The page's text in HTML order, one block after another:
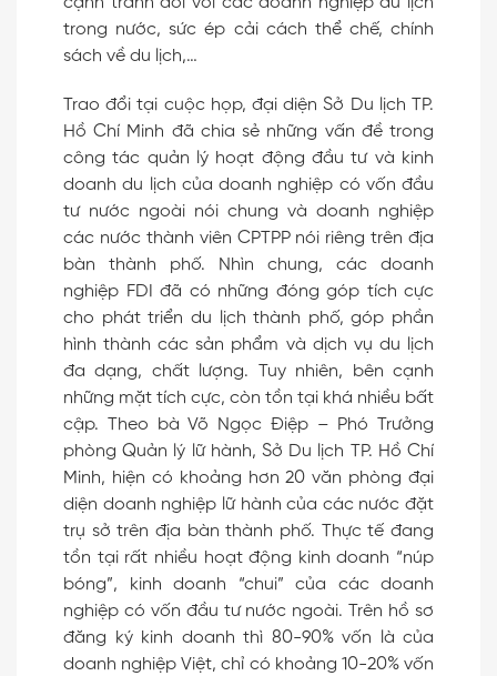
trong nước, sức ép cải cách thể chế, chính
sách về du lịch,…
Trao đổi tại cuộc họp, đại diện Sở Du lịch TP.
Hồ Chí Minh đã chia sẻ những vấn đề trong
công tác quản lý hoạt động đầu tư và kinh
doanh du lịch của doanh nghiệp có vốn đầu
tư nước ngoài nói chung và doanh nghiệp
các nước thành viên CPTPP nói riêng trên địa
bàn thành phố. Nhìn chung, các doanh
nghiệp FDI đã có những đóng góp tích cực
cho phát triển du lịch thành phố, góp phần
hình thành các sản phẩm và dịch vụ du lịch
đa dạng, chất lượng. Tuy nhiên, bên cạnh
những mặt tích cực, còn tồn tại khá nhiều bất
cập. Theo bà Võ Ngọc Điệp – Phó Trưởng
phòng Quản lý lữ hành, Sở Du lịch TP. Hồ Chí
Minh, hiện có khoảng hơn 20 văn phòng đại
diện doanh nghiệp lữ hành của các nước đặt
trụ sở trên địa bàn thành phố. Thực tế đang
tồn tại rất nhiều hoạt động kinh doanh “núp
bóng”, kinh doanh “chui” của các doanh
nghiệp có vốn đầu tư nước ngoài. Trên hồ sơ
đăng ký kinh doanh thì 80-90% vốn là của
doanh nghiệp Việt, chỉ có khoảng 10-20% vốn